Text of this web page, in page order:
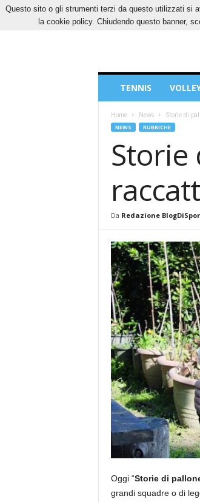
VENERDÌ, 7 AGOSTO 2026
Sport
TENNIS
Home News Storie di
NEWS RUBRICHE
Storie
Da Redazione
Oggi “Storie di
grandi squadre o di
Questo sito o gli strumenti terzi da questo utilizzati si
la cookie policy. Chiudendo questo banner,